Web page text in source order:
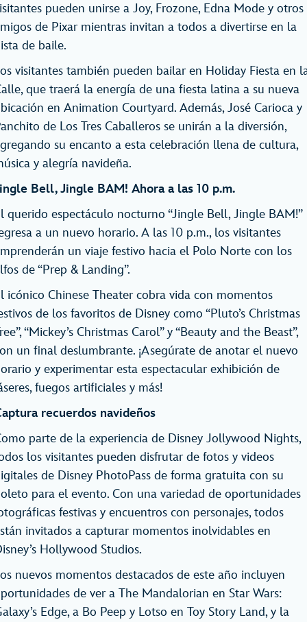
pueden unirse a Joy, Frozone, Edna Mode y otros
de Pixar mientras invitan a todos a divertirse en la
de baile.
visitantes también pueden bailar en Holiday Fiesta en
que traerá la energía de una fiesta latina a su nueva
en Animation Courtyard. Además, José Carioca y
de Los Tres Caballeros se unirán a la diversión,
su encanto a esta celebración llena de cultura,
y alegría navideña.
Bell, Jingle BAM! Ahora a las 10 p.m.
querido espectáculo nocturno “Jingle Bell, Jingle BAM!”
a un nuevo horario. A las 10 p.m., los visitantes
un viaje festivo hacia el Polo Norte con los
de “Prep & Landing”.
icónico Chinese Theater cobra vida con momentos
de los favoritos de Disney como “Pluto’s Christmas
“Mickey’s Christmas Carol” y “Beauty and the Beast”,
un final deslumbrante. ¡Asegúrate de anotar el nuevo
y experimentar esta espectacular exhibición de
fuegos artificiales y más!
recuerdos navideños
parte de la experiencia de Disney Jollywood Nights,
los visitantes pueden disfrutar de fotos y videos
de Disney PhotoPass de forma gratuita con su
para el evento. Con una variedad de oportunidades
festivas y encuentros con personajes, todos
invitados a capturar momentos inolvidables en
Hollywood Studios.
nuevos momentos destacados de este año incluyen
de ver a The Mandalorian en Star Wars:
Edge, a Bo Peep y Lotso en Toy Story Land, y la